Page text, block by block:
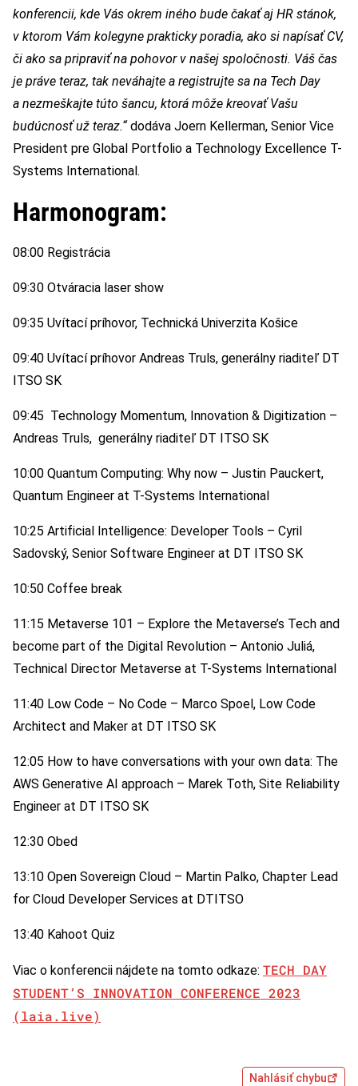
konferencii, kde Vás okrem iného bude čakať aj HR stánok,
v ktorom Vám kolegyne prakticky poradia, ako si napísať CV,
či ako sa pripraviť na pohovor v našej spoločnosti. Váš čas
je práve teraz, tak neváhajte a registrujte sa na Tech Day
a nezmeškajte túto šancu, ktorá môže kreovať Vašu
budúcnosť už teraz.“ dodáva Joern Kellerman, Senior Vice
President pre Global Portfolio a Technology Excellence T-
Systems International.
Harmonogram:
08:00 Registrácia
09:30 Otváracia laser show
09:35 Uvítací príhovor, Technická Univerzita Košice
09:40 Uvítací príhovor Andreas Truls, generálny riaditeľ DT
ITSO SK
09:45 Technology Momentum, Innovation & Digitization –
Andreas Truls, generálny riaditeľ DT ITSO SK
10:00 Quantum Computing: Why now – Justin Pauckert,
Quantum Engineer at T-Systems International
10:25 Artificial Intelligence: Developer Tools – Cyril
Sadovský, Senior Software Engineer at DT ITSO SK
10:50 Coffee break
11:15 Metaverse 101 – Explore the Metaverse’s Tech and
become part of the Digital Revolution – Antonio Juliá,
Technical Director Metaverse at T-Systems International
11:40 Low Code – No Code – Marco Spoel, Low Code
Architect and Maker at DT ITSO SK
12:05 How to have conversations with your own data: The
AWS Generative AI approach – Marek Toth, Site Reliability
Engineer at DT ITSO SK
12:30 Obed
13:10 Open Sovereign Cloud – Martin Palko, Chapter Lead
for Cloud Developer Services at DTITSO
13:40 Kahoot Quiz
Viac o konferencii nájdete na tomto odkaze: TECH DAY
STUDENT’S INNOVATION CONFERENCE 2023
(laia.live)
Nahlásiť chybu